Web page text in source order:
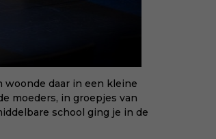
woonde daar in een kleine
moeders, in groepjes van
school ging je in de